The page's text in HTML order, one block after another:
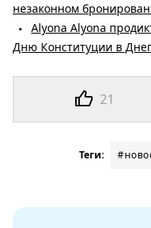
21
незаконном
Alyona Alyona
Дню Конституции в
Теги: